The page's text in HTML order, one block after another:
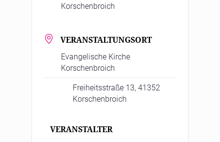
Korschenbroich
VERANSTALTUNGSORT
Evangelische Kirche
Korschenbroich
Freiheitsstraße 13, 41352
Korschenbroich
VERANSTALTER